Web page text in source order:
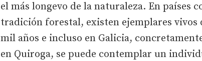
el más longevo de la naturaleza. En países
tradición forestal, existen ejemplares vivos
mil años e incluso en Galicia,
en Quiroga, se puede contemplar un